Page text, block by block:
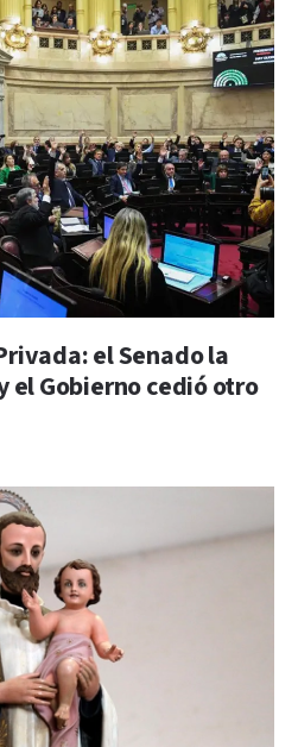
el Senado la
el Gobierno cedió otro